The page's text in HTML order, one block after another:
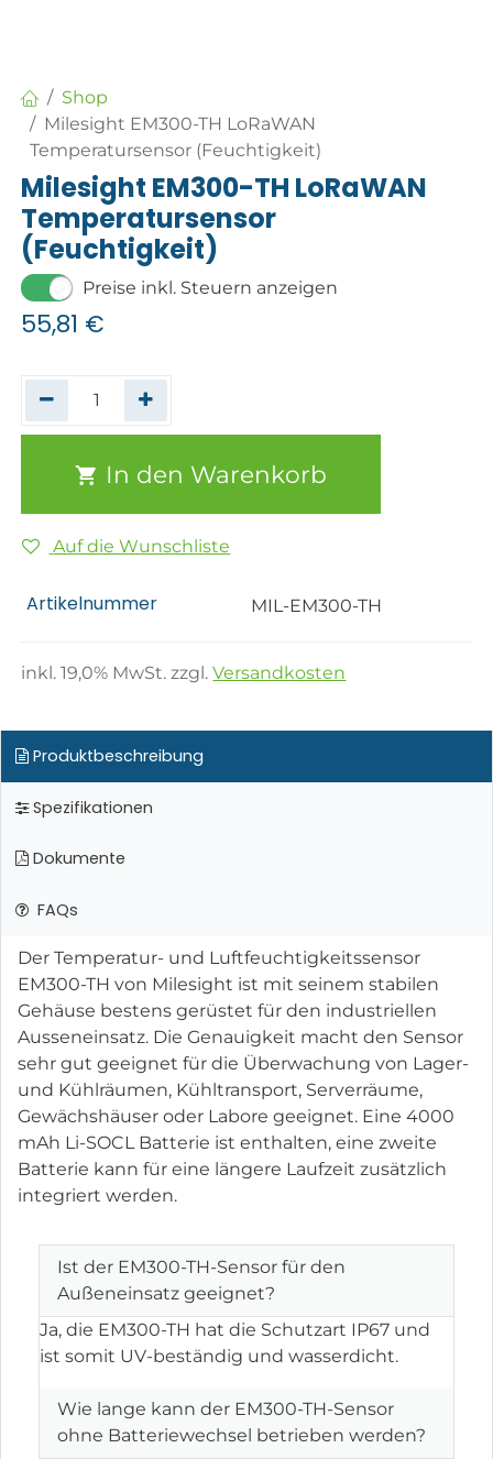
Shop
Milesight EM300-TH LoRaWAN
Temperatursensor (Feuchtigkeit)
Milesight EM300-TH LoRaWAN
Temperatursensor
(Feuchtigkeit)
Preise inkl. Steuern anzeigen
55,81 €
In den Warenkorb
Auf die Wunschliste
Artikelnummer MIL-EM300-TH
inkl.19,0% MwSt. zzgl.Versandkosten
Produktbeschreibung
Spezifikationen
Dokumente
FAQs
Der Temperatur- und Luftfeuchtigkeitssensor
EM300-TH von Milesight ist mit seinem stabilen
Gehäuse bestens gerüstet für den industriellen
Ausseneinsatz. Die Genauigkeit macht den Sensor
sehr gut geeignet für die Überwachung von Lager-
und Kühlräumen, Kühltransport, Serverräume,
Gewächshäuser oder Labore geeignet. Eine 4000
mAh Li-SOCL Batterie ist enthalten, eine zweite
Batterie kann für eine längere Laufzeit zusätzlich
integriert werden.
Ist der EM300-TH-Sensor für den
Außeneinsatz geeignet?
Ja, die EM300-TH hat die Schutzart IP67 und
ist somit UV-beständig und wasserdicht.
Wie lange kann der EM300-TH-Sensor
ohne Batteriewechsel betrieben werden?